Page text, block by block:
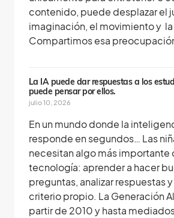
contenido, puede desplazar el
imaginación, el movimiento y
Compartimos esa
La IA puede dar respuestas a los
puede pensar por ellos.
julio 10, 2026
En un mundo donde la
responde en segundos… Las
necesitan algo más importante
tecnología: aprender a hacer
preguntas, analizar respuestas
criterio propio. La Generación
partir de 2010 y hasta